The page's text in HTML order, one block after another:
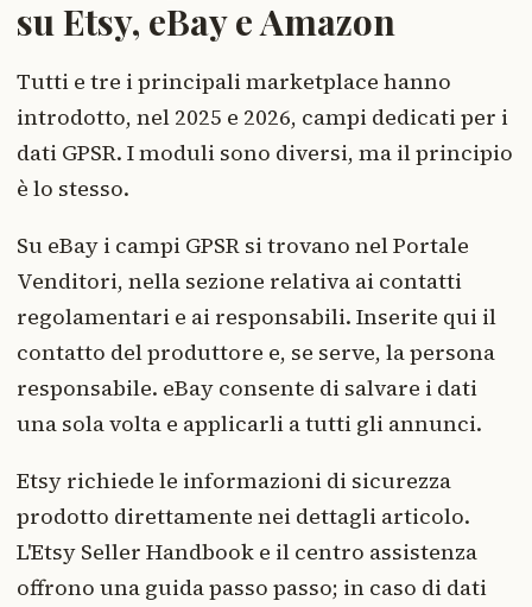
su Etsy, eBay e Amazon
Tutti e tre i principali marketplace hanno
introdotto, nel 2025 e 2026, campi dedicati per i
dati GPSR. I moduli sono diversi, ma il principio
è lo stesso.
Su eBay i campi GPSR si trovano nel Portale
Venditori, nella sezione relativa ai contatti
regolamentari e ai responsabili. Inserite qui il
contatto del produttore e, se serve, la persona
responsabile. eBay consente di salvare i dati
una sola volta e applicarli a tutti gli annunci.
Etsy richiede le informazioni di sicurezza
prodotto direttamente nei dettagli articolo.
L'Etsy Seller Handbook e il centro assistenza
offrono una guida passo passo; in caso di dati